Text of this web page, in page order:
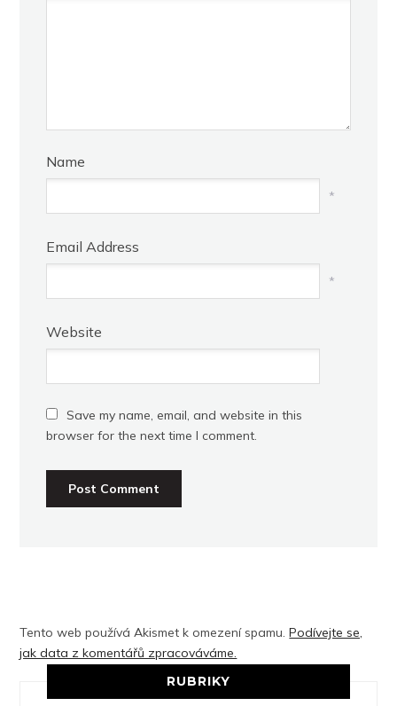
Name
*
Email Address
*
Website
Save my name, email, and website in this
browser for the next time I comment.
Tento web používá Akismet k omezení spamu.Podívejte se,
jak data z komentářů zpracováváme.
RUBRIKY